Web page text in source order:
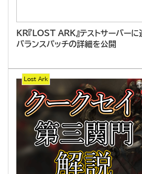
KR『LOST ARK』テストサーバー
バランスパッチの詳細を公開
Lost Ark